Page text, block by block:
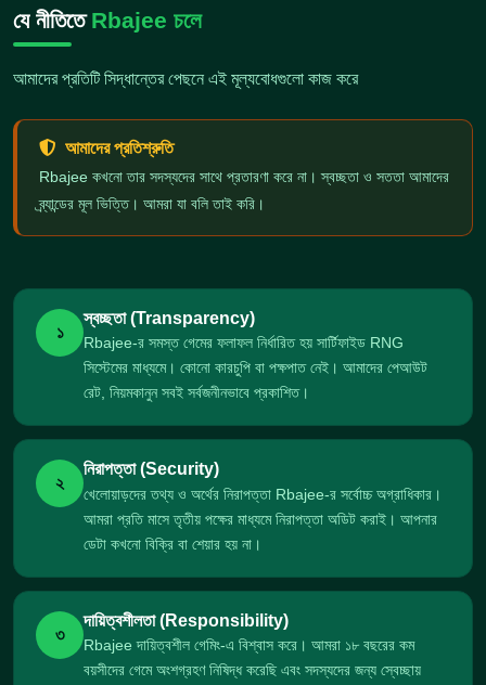
যে নীতিতেRbajee চলে
আমাদের প্রতিটি সিদ্ধান্তের পেছনে এই মূল্যবোধগুলো কাজ করে
আমাদের প্রতিশ্রুতি
Rbajee কখনো তার সদস্যদের সাথে প্রতারণা করে না। স্বচ্ছতা ও সততা আমাদের
ব্র্যান্ডের মূল ভিত্তি। আমরা যা বলি তাই করি।
১
স্বচ্ছতা (Transparency)
Rbajee-র সমস্ত গেমের ফলাফল নির্ধারিত হয় সার্টিফাইড RNG
সিস্টেমের মাধ্যমে। কোনো কারচুপি বা পক্ষপাত নেই। আমাদের পেআউট
রেট, নিয়মকানুন সবই সর্বজনীনভাবে প্রকাশিত।
২
নিরাপত্তা (Security)
খেলোয়াড়দের তথ্য ও অর্থের নিরাপত্তা Rbajee-র সর্বোচ্চ অগ্রাধিকার।
আমরা প্রতি মাসে তৃতীয় পক্ষের মাধ্যমে নিরাপত্তা অডিট করাই। আপনার
ডেটা কখনো বিক্রি বা শেয়ার হয় না।
৩
দায়িত্বশীলতা (Responsibility)
Rbajee দায়িত্বশীল গেমিং-এ বিশ্বাস করে। আমরা ১৮ বছরের কম
বয়সীদের গেমে অংশগ্রহণ নিষিদ্ধ করেছি এবং সদস্যদের জন্য স্বেচ্ছায়